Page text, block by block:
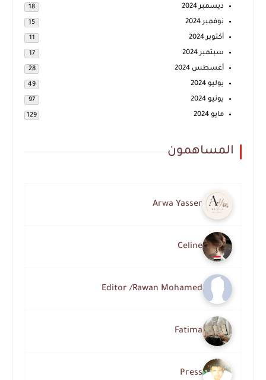
ديسمبر 2024 18
نوفمبر 2024 15
أكتوبر 2024 11
سبتمبر 2024 17
أغسطس 2024 28
يوليو 2024 49
يونيو 2024 97
مايو 2024 129
المساهمون
Arwa Yasser
Celine
Editor /Rawan Mohamed
Fatima
Press